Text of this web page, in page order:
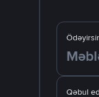
Qəbul